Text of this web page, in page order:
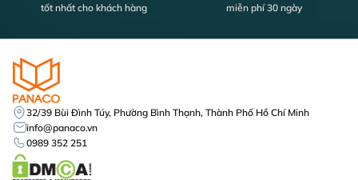
tốt nhất cho khách hàng
miễn phí 30 ngày
32/39 Bùi Đình Túy, Phường Bình Thạnh, Thành Phố Hồ Chí Minh
info@panaco.vn
0989 352 251